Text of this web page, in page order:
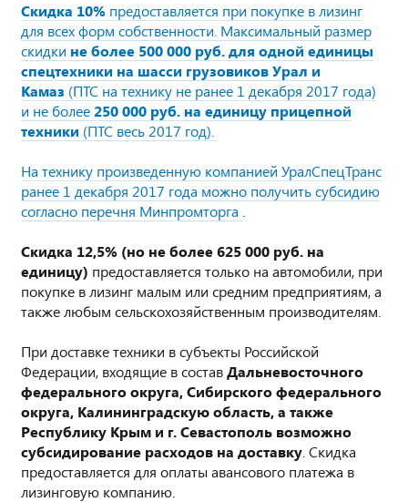
Скидка 10% предоставляется при покупке в лизинг
для всех форм собственности. Максимальный размер
скидки не более 500 000 руб. для одной единицы
спецтехники на шасси грузовиков Урал и
Камаз (ПТС на технику не ранее 1 декабря 2017 года)
и не более250 000 руб. на единицу прицепной
техники (ПТС весь 2017 год).
На технику произведенную компанией УралСпецТранс
ранее 1 декабря 2017 года можно получить субсидию
согласно перечня Минпромторга
Скидка 12,5% (но не более 625 000 руб. на
единицу) предоставляется только на автомобили, при
покупке в лизинг малым или средним предприятиям, а
также любым сельскохозяйственным производителям.
При доставке техники в субъекты Российской
Федерации, входящие в составДальневосточного
федерального округа, Сибирского федерального
округа, Калининградскую область, а также
Республику Крым и г. Севастополь возможно
субсидирование расходов на доставку . Скидка
предоставляется для оплаты авансового платежа в
лизинговую компанию.